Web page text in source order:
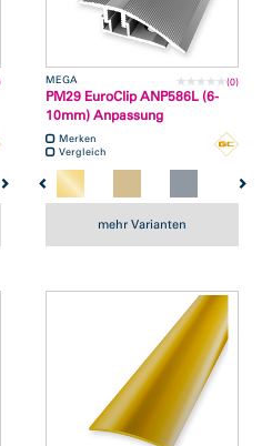
MEGA (0)
PM29 EuroClip ANP586L (6-
10mm) Anpassung
Merken
Vergleich
mehr Varianten